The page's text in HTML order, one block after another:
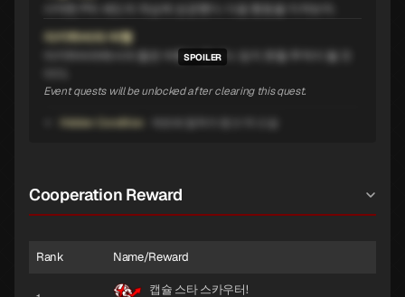
사악한 P의 섀도의 개심에 성공했다. 다음 행동을 지켜보자.
아키하바라 여행
아키하바라에서의 짧은 여행이 끝났다. 잊지 못할 추억이 될 것
Event quests will be unlocked after clearing this quest.
Hidden Condition
Cooperation Reward
Rank Name/Reward
캡슐 스타 스카우터!